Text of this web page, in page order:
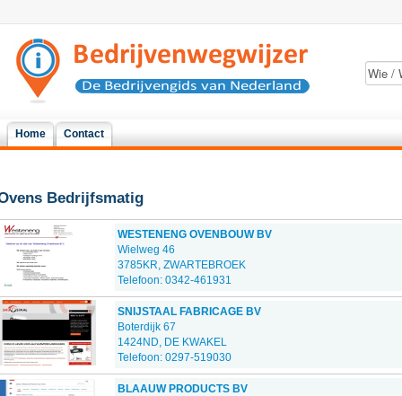
Home Contact
Bedrijfsmatig
WESTENENG OVENBOUW BV
Wielweg 46
3785KR, ZWARTEBROEK
Telefoon: 0342-461931
SNIJSTAAL FABRICAGE BV
Boterdijk 67
1424ND, DE KWAKEL
Telefoon: 0297-519030
BLAAUW PRODUCTS BV